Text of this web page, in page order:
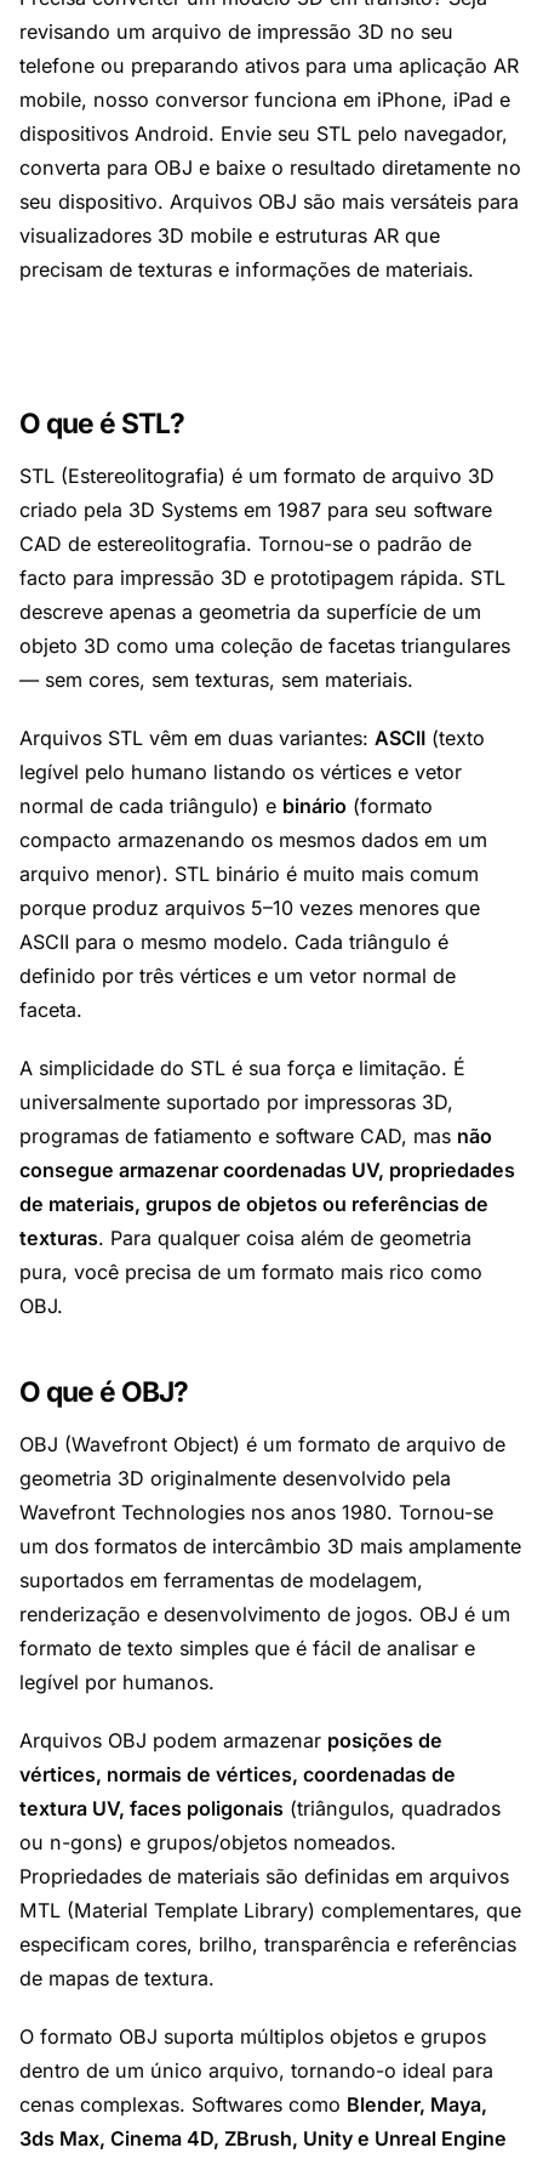
revisando um arquivo de impressão 3D no seu
telefone ou preparando ativos para uma aplicação AR
mobile, nosso conversor funciona em iPhone, iPad e
dispositivos Android. Envie seu STL pelo navegador,
converta para OBJ e baixe o resultado diretamente no
seu dispositivo. Arquivos OBJ são mais versáteis para
visualizadores 3D mobile e estruturas AR que
precisam de texturas e informações de materiais.
O que é STL?
STL (Estereolitografia) é um formato de arquivo 3D
criado pela 3D Systems em 1987 para seu software
CAD de estereolitografia. Tornou-se o padrão de
facto para impressão 3D e prototipagem rápida. STL
descreve apenas a geometria da superfície de um
objeto 3D como uma coleção de facetas triangulares
— sem cores, sem texturas, sem materiais.
Arquivos STL vêm em duas variantes: ASCII (texto
legível pelo humano listando os vértices e vetor
normal de cada triângulo) e binário (formato
compacto armazenando os mesmos dados em um
arquivo menor). STL binário é muito mais comum
porque produz arquivos 5–10 vezes menores que
ASCII para o mesmo modelo. Cada triângulo é
definido por três vértices e um vetor normal de
faceta.
A simplicidade do STL é sua força e limitação. É
universalmente suportado por impressoras 3D,
programas de fatiamento e software CAD, mas não
consegue armazenar coordenadas UV, propriedades
de materiais, grupos de objetos ou referências de
texturas. Para qualquer coisa além de geometria
pura, você precisa de um formato mais rico como
OBJ.
O que é OBJ?
OBJ (Wavefront Object) é um formato de arquivo de
geometria 3D originalmente desenvolvido pela
Wavefront Technologies nos anos 1980. Tornou-se
um dos formatos de intercâmbio 3D mais amplamente
suportados em ferramentas de modelagem,
renderização e desenvolvimento de jogos. OBJ é um
formato de texto simples que é fácil de analisar e
legível por humanos.
Arquivos OBJ podem armazenar posições de
vértices, normais de vértices, coordenadas de
textura UV, faces poligonais (triângulos, quadrados
ou n-gons) e grupos/objetos nomeados.
Propriedades de materiais são definidas em arquivos
MTL (Material Template Library) complementares, que
especificam cores, brilho, transparência e referências
de mapas de textura.
O formato OBJ suporta múltiplos objetos e grupos
dentro de um único arquivo, tornando-o ideal para
cenas complexas. Softwares como Blender, Maya,
3ds Max, Cinema 4D, ZBrush, Unity e Unreal Engine